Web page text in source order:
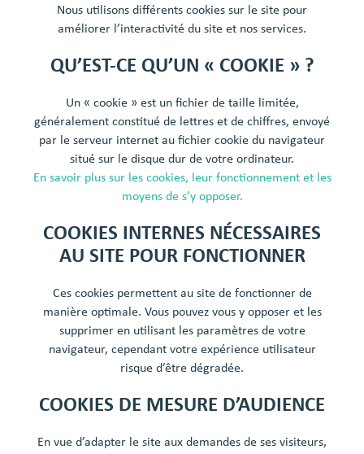
Nous utilisons différents cookies sur le site pour
améliorer l’interactivité du site et nos services.
QU’EST-CE QU’UN « COOKIE » ?
Un « cookie » est un fichier de taille limitée,
généralement constitué de lettres et de chiffres, envoyé
par le serveur internet au fichier cookie du navigateur
situé sur le disque dur de votre ordinateur.
En savoir plus sur les cookies, leur fonctionnement et les
moyens de s’y opposer.
COOKIES INTERNES NÉCESSAIRES
AU SITE POUR FONCTIONNER
Ces cookies permettent au site de fonctionner de
manière optimale. Vous pouvez vous y opposer et les
supprimer en utilisant les paramètres de votre
navigateur, cependant votre expérience utilisateur
risque d’être dégradée.
COOKIES DE MESURE D’AUDIENCE
En vue d’adapter le site aux demandes de ses visiteurs,